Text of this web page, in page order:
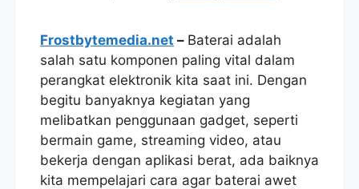
Frostbytemedia.net – Baterai adalah
salah satu komponen paling vital dalam
perangkat elektronik kita saat ini. Dengan
begitu banyaknya kegiatan yang
melibatkan penggunaan gadget, seperti
bermain game, streaming video, atau
bekerja dengan aplikasi berat, ada baiknya
kita mempelajari cara agar baterai awet